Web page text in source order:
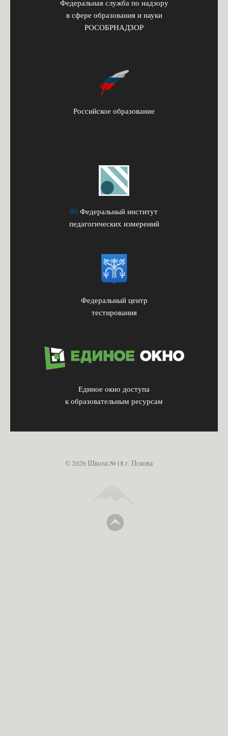
Федеральная служба по надзору
в сфере образования и науки
РОСОБРНАДЗОР
Российское образование
￼ Федеральный институт
педагогических измерений
Федеральный центр
тестирования
Единое окно доступа
к образовательным ресурсам
© 2026 Школа №18 г. Пскова